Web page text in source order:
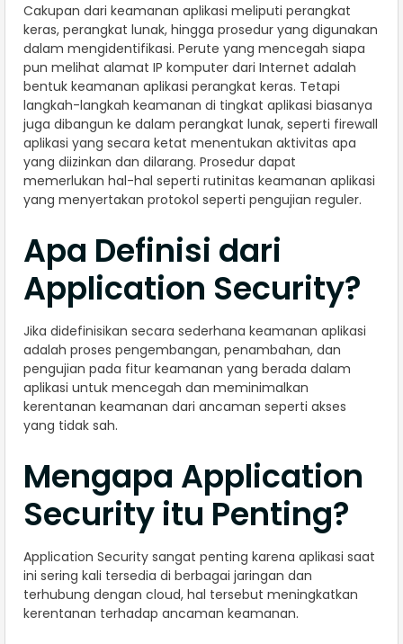
Cakupan dari keamanan aplikasi meliputi perangkat
keras, perangkat lunak, hingga prosedur yang digunakan
dalam mengidentifikasi. Perute yang mencegah siapa
pun melihat alamat IP komputer dari Internet adalah
bentuk keamanan aplikasi perangkat keras. Tetapi
langkah-langkah keamanan di tingkat aplikasi biasanya
juga dibangun ke dalam perangkat lunak, seperti firewall
aplikasi yang secara ketat menentukan aktivitas apa
yang diizinkan dan dilarang. Prosedur dapat
memerlukan hal-hal seperti rutinitas keamanan aplikasi
yang menyertakan protokol seperti pengujian reguler.
Apa Definisi dari
Application Security?
Jika didefinisikan secara sederhana keamanan aplikasi
adalah proses pengembangan, penambahan, dan
pengujian pada fitur keamanan yang berada dalam
aplikasi untuk mencegah dan meminimalkan
kerentanan keamanan dari ancaman seperti akses
yang tidak sah.
Mengapa Application
Security itu Penting?
Application Security sangat penting karena aplikasi saat
ini sering kali tersedia di berbagai jaringan dan
terhubung dengan cloud, hal tersebut meningkatkan
kerentanan terhadap ancaman keamanan.